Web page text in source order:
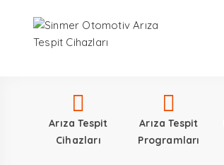
Arıza Tespit
Cihazları
Arıza Tespit
Programları